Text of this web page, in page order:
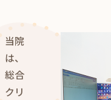
当院
は、
総合
クリ